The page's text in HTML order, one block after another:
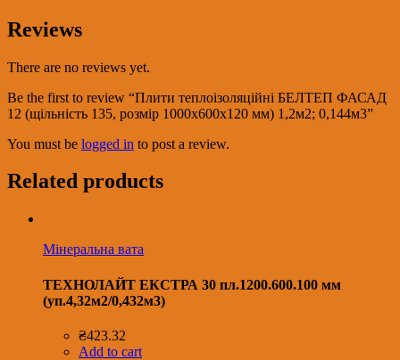
Reviews
There are no reviews yet.
Be the first to review “Плити теплоізоляційні БЕЛТЕП ФАСАД
12 (щільність 135, розмір 1000х600х120 мм) 1,2м2; 0,144м3”
You must be logged in to post a review.
Related products
Мінеральна вата
ТЕХНОЛАЙТ ЕКСТРА 30 пл.1200.600.100 мм
(уп.4,32м2/0,432м3)
₴423.32
Add to cart